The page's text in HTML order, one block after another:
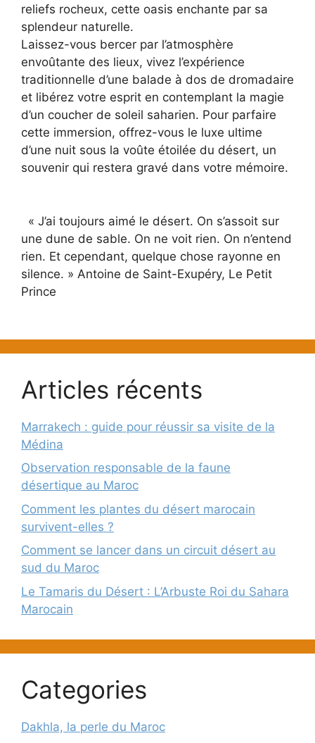
reliefs rocheux, cette oasis enchante par sa
splendeur naturelle.
Laissez-vous bercer par l’atmosphère
envoûtante des lieux, vivez l’expérience
traditionnelle d’une balade à dos de dromadaire
et libérez votre esprit en contemplant la magie
d’un coucher de soleil saharien. Pour parfaire
cette immersion, offrez-vous le luxe ultime
d’une nuit sous la voûte étoilée du désert, un
souvenir qui restera gravé dans votre mémoire.
« J’ai toujours aimé le désert. On s’assoit sur
une dune de sable. On ne voit rien. On n’entend
rien. Et cependant, quelque chose rayonne en
silence. » Antoine de Saint-Exupéry, Le Petit
Prince
Articles récents
Marrakech : guide pour réussir sa visite de la
Médina
Observation responsable de la faune
désertique au Maroc
Comment les plantes du désert marocain
survivent-elles ?
Comment se lancer dans un circuit désert au
sud du Maroc
Le Tamaris du Désert : L’Arbuste Roi du Sahara
Marocain
Categories
Dakhla, la perle du Maroc